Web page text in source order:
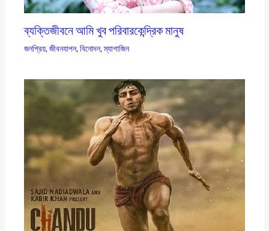
ব্যক্তিজীবনে আমি খুব পরিবারকেন্দ্রিক মানুষ
জনপ্রিয়,জীবনযাপন,বিনোদন,ম্যাগাজিন